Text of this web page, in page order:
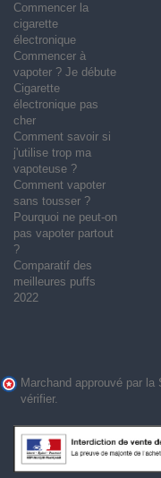
Commencer la
cigarette
électronique
Commencer à
vapoter ? Je débute
Cigarette
électronique pas
cher
Comment savoir si
j'utilise trop ma
vapoteuse ?
Comment vapoter
sans tousser ?
Pourquoi ne peut-on
pas vapoter partout
?
Comparatif des
meilleures puffs
2022
Marchand approuvé par
vérifier.